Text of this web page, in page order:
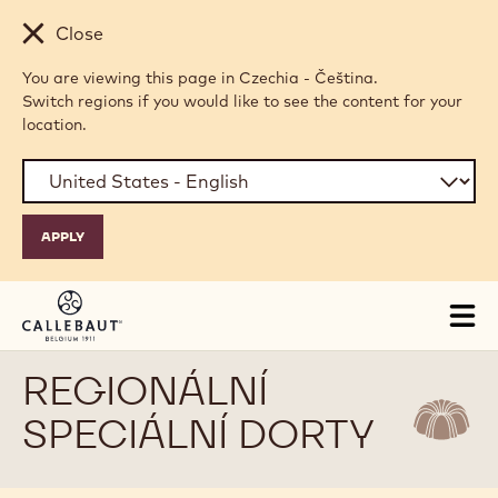
Skip to main content
Close
You are viewing this page in Czechia - Čeština.
Switch regions if you would like to see the content for your
location.
REGIONÁLNÍ
SPECIÁLNÍ DORTY